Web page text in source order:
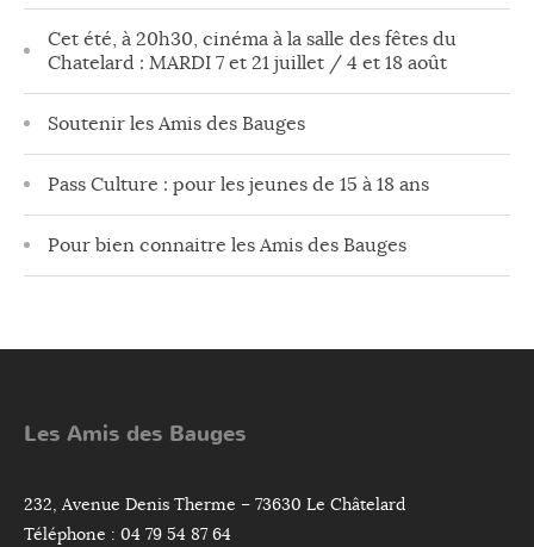
Cet été, à 20h30, cinéma à la salle des fêtes du
Chatelard : MARDI 7 et 21 juillet / 4 et 18 août
Soutenir les Amis des Bauges
Pass Culture : pour les jeunes de 15 à 18 ans
Pour bien connaitre les Amis des Bauges
Les Amis des Bauges
232, Avenue Denis Therme – 73630 Le Châtelard
Téléphone : 04 79 54 87 64